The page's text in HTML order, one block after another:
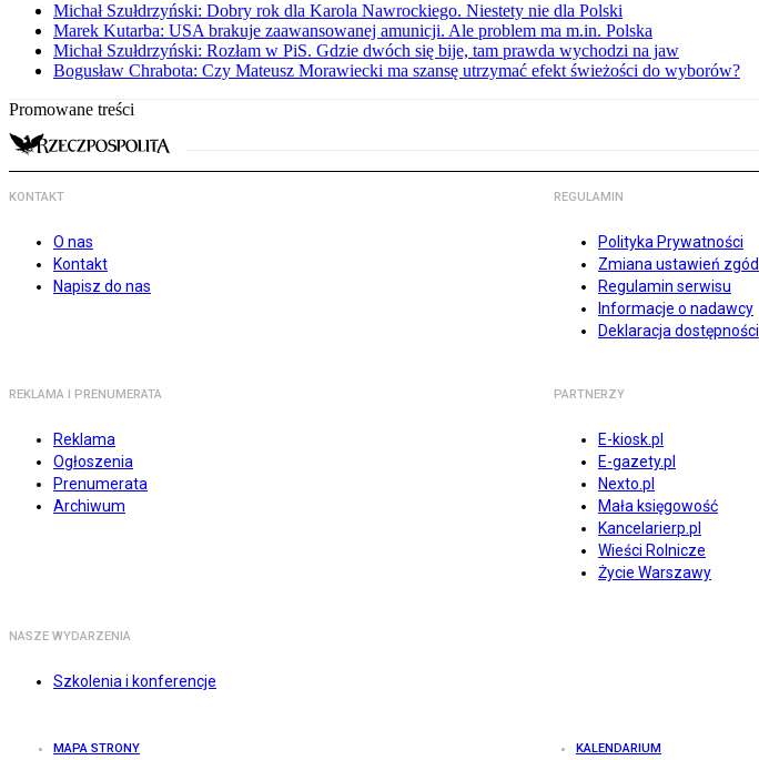
Michał Szułdrzyński: Dobry rok dla Karola Nawrockiego. Niestety nie dla Polski
Marek Kutarba: USA brakuje zaawansowanej amunicji. Ale problem ma m.in. Polska
Michał Szułdrzyński: Rozłam w PiS. Gdzie dwóch się bije, tam prawda wychodzi na jaw
Bogusław Chrabota: Czy Mateusz Morawiecki ma szansę utrzymać efekt świeżości do wyborów?
Promowane treści
KONTAKT
O nas
Kontakt
Napisz do nas
REGULAMIN
Polityka Prywatności
Zmiana ustawień zgód
Regulamin serwisu
Informacje o nadawcy
Deklaracja dostępności
REKLAMA I PRENUMERATA
Reklama
Ogłoszenia
Prenumerata
Archiwum
PARTNERZY
E-kiosk.pl
E-gazety.pl
Nexto.pl
Mała księgowość
Kancelarierp.pl
Wieści Rolnicze
Życie Warszawy
NASZE WYDARZENIA
Szkolenia i konferencje
MAPA STRONY KALENDARIUM